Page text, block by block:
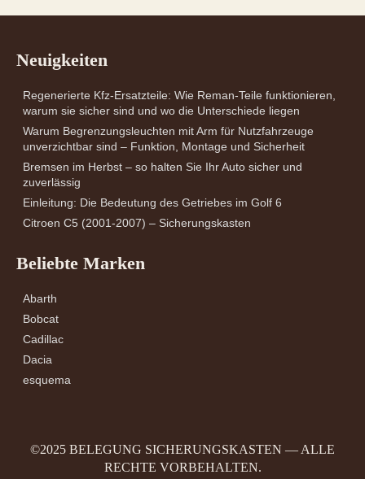
Neuigkeiten
Regenerierte Kfz-Ersatzteile: Wie Reman-Teile funktionieren,
warum sie sicher sind und wo die Unterschiede liegen
Warum Begrenzungsleuchten mit Arm für Nutzfahrzeuge
unverzichtbar sind – Funktion, Montage und Sicherheit
Bremsen im Herbst – so halten Sie Ihr Auto sicher und
zuverlässig
Einleitung: Die Bedeutung des Getriebes im Golf 6
Citroen C5 (2001-2007) – Sicherungskasten
Beliebte Marken
Abarth
Bobcat
Cadillac
Dacia
esquema
©2025 BELEGUNG SICHERUNGSKASTEN — ALLE
RECHTE VORBEHALTEN.